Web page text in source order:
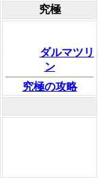
究極
ダルマツリ
ン
究極の攻略